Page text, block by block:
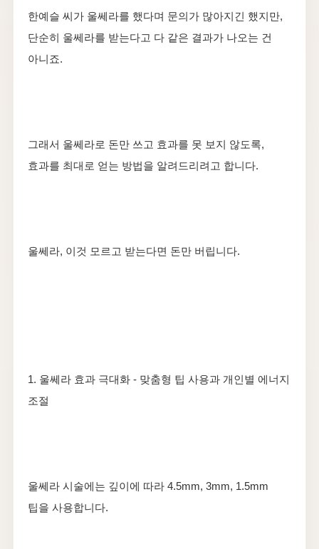
한예슬 씨가 울쎄라를 했다며 문의가 많아지긴 했지만,
단순히 울쎄라를 받는다고 다 같은 결과가 나오는 건
아니죠.
그래서 울쎄라로 돈만 쓰고 효과를 못 보지 않도록,
효과를 최대로 얻는 방법을 알려드리려고 합니다.
울쎄라, 이것 모르고 받는다면 돈만 버립니다.
1. 울쎄라 효과 극대화 - 맞춤형 팁 사용과 개인별 에너지
조절
울쎄라 시술에는 깊이에 따라 4.5mm, 3mm, 1.5mm
팁을 사용합니다.